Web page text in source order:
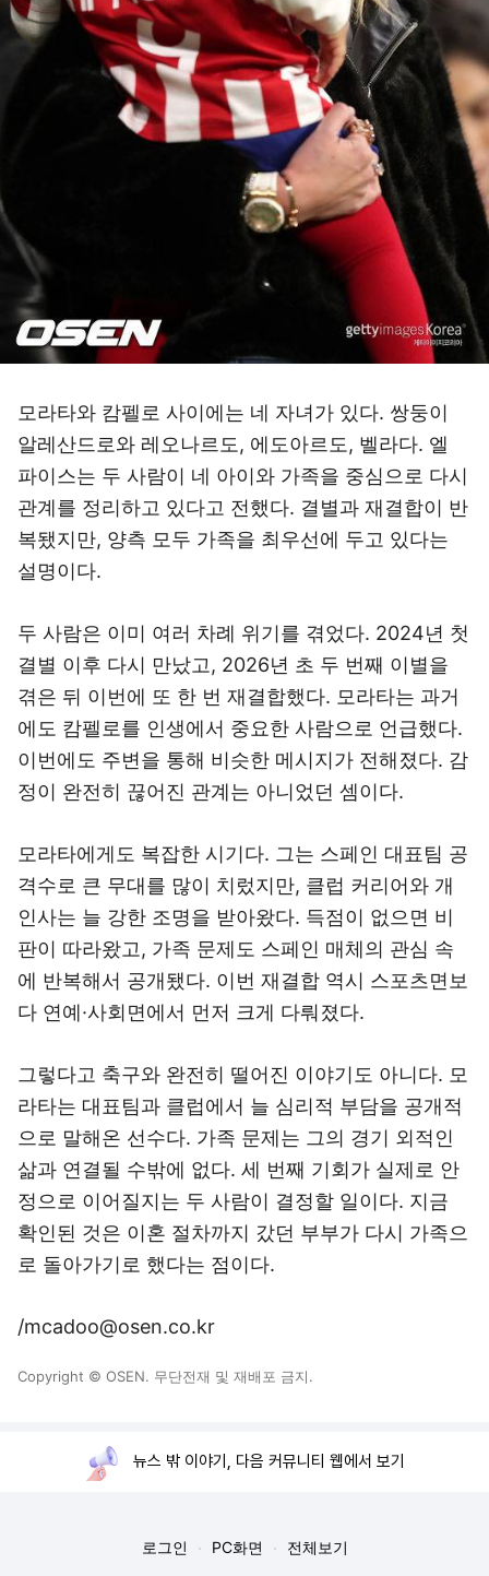
모라타와 캄펠로 사이에는 네 자녀가 있다. 쌍둥이
알레산드로와 레오나르도, 에도아르도, 벨라다. 엘
파이스는 두 사람이 네 아이와 가족을 중심으로 다시
관계를 정리하고 있다고 전했다. 결별과 재결합이 반
복됐지만, 양측 모두 가족을 최우선에 두고 있다는
설명이다.
두 사람은 이미 여러 차례 위기를 겪었다. 2024년 첫
결별 이후 다시 만났고, 2026년 초 두 번째 이별을
겪은 뒤 이번에 또 한 번 재결합했다. 모라타는 과거
에도 캄펠로를 인생에서 중요한 사람으로 언급했다.
이번에도 주변을 통해 비슷한 메시지가 전해졌다. 감
정이 완전히 끊어진 관계는 아니었던 셈이다.
모라타에게도 복잡한 시기다. 그는 스페인 대표팀 공
격수로 큰 무대를 많이 치렀지만, 클럽 커리어와 개
인사는 늘 강한 조명을 받아왔다. 득점이 없으면 비
판이 따라왔고, 가족 문제도 스페인 매체의 관심 속
에 반복해서 공개됐다. 이번 재결합 역시 스포츠면보
다 연예·사회면에서 먼저 크게 다뤄졌다.
그렇다고 축구와 완전히 떨어진 이야기도 아니다. 모
라타는 대표팀과 클럽에서 늘 심리적 부담을 공개적
으로 말해온 선수다. 가족 문제는 그의 경기 외적인
삶과 연결될 수밖에 없다. 세 번째 기회가 실제로 안
정으로 이어질지는 두 사람이 결정할 일이다. 지금
확인된 것은 이혼 절차까지 갔던 부부가 다시 가족으
로 돌아가기로 했다는 점이다.
/mcadoo@osen.co.kr
Copyright © OSEN. 무단전재 및 재배포 금지.
뉴스 밖 이야기, 다음 커뮤니티 웹에서 보기
로그인 PC화면 전체보기